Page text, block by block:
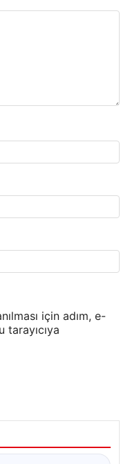
için adım, e-